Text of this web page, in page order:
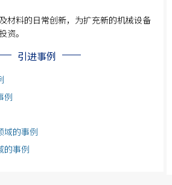
材料的日常创新，为扩充新的机械设备
资。
引进事例
例
域的事例
的事例